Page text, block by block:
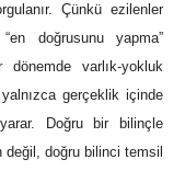
Çünkü ezilenler
doğrusunu yapma”
dönemde varlık-yokluk
gerçeklik içinde
Doğru bir bilinçle
doğru bilinci temsil